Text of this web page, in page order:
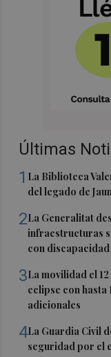
Últimas
1 La Biblioteca
del legado de
2La Generalitat
infraestructuras
con discapacidad
3La movilidad el
eclipse con hasta
adicionales
4La Guardia Civil
seguridad por el